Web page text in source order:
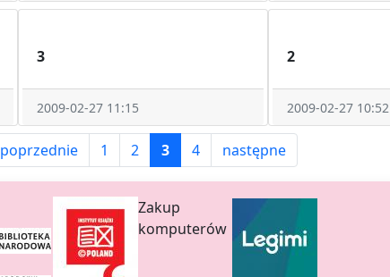
3
2009-02-27 11:15
2
2009-02-27 10:52
poprzednie 1 2 3 4 następne
Zakup
komputerów